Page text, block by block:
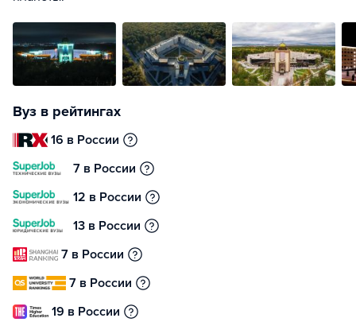
Вуз в рейтингах
16 в России
7 в России
12 в России
13 в России
7 в России
7 в России
19 в России